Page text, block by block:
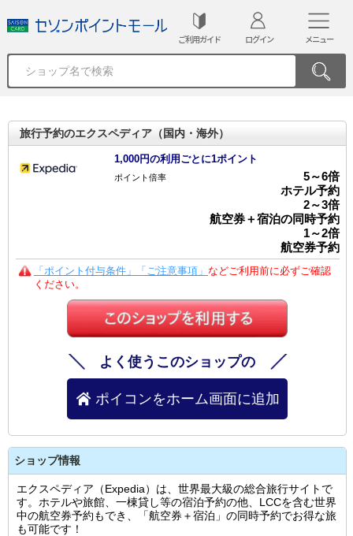
ご利用ガイド ログイン メニュー
旅行予約のエクスペディア（国内・海外）
1,000円の利用ごとに1ポイント
ポイント倍率 5～6倍
ホテル予約
2～3倍
航空券＋宿泊の同時予約
1～2倍
航空券予約
「ポイント付与条件」「ご注意事項」 などご利用前に必ずご確認
ください。
よく使うこのショップの
ポイコンをホーム画面に追加
ショップ情報
エクスペディア（Expedia）は、世界最大級の総合旅行サイトで
す。ホテルや旅館、一棟貸し等の宿泊予約の他、LCCを含む世界
中の航空券予約もでき、「航空券＋宿泊」の同時予約でお得な旅
も可能です！